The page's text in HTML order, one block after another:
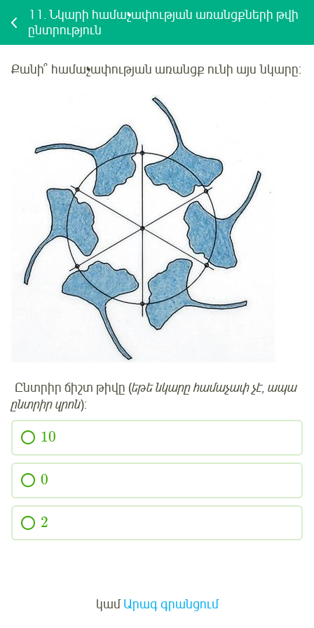
11. Նկարի համաչափության առանցքների թվի
ընտրություն
Քանի՞ համաչափության առանցք ունի այս նկարը:
Ընտրիր ճիշտ թիվը (եթե նկարը համաչափ չէ, ապա
ընտրիր զրոն):
10
0
2
կամԱրագ գրանցում